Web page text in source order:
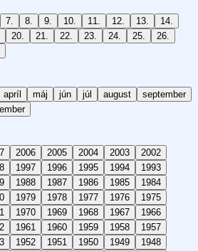
7. 8. 9. 10. 11. 12. 13.
14.
20. 21. 22. 23. 24. 25.
26.
apríl máj jún júl august
september
2006 2005 2004 2003
2002
1997 1996 1995 1994
1993
1988 1987 1986 1985
1984
1979 1978 1977 1976
1975
1970 1969 1968 1967
1966
1961 1960 1959 1958
1957
1952 1951 1950 1949
1948